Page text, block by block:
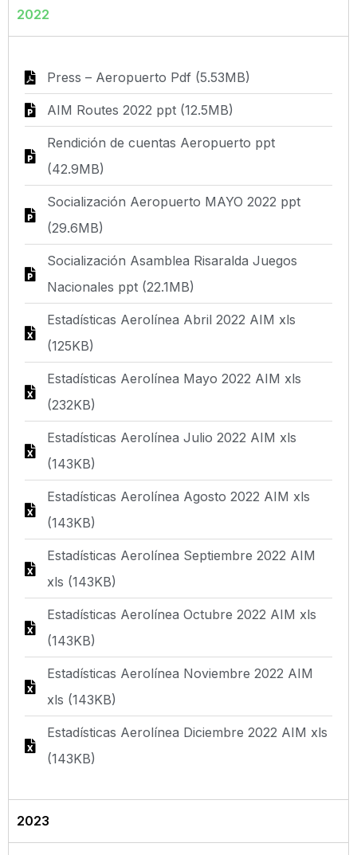
2022
Press – Aeropuerto Pdf (5.53MB)
AIM Routes 2022 ppt (12.5MB)
Rendición de cuentas Aeropuerto ppt
(42.9MB)
Socialización Aeropuerto MAYO 2022 ppt
(29.6MB)
Socialización Asamblea Risaralda Juegos
Nacionales ppt (22.1MB)
Estadísticas Aerolínea Abril 2022 AIM xls
(125KB)
Estadísticas Aerolínea Mayo 2022 AIM xls
(232KB)
Estadísticas Aerolínea Julio 2022 AIM xls
(143KB)
Estadísticas Aerolínea Agosto 2022 AIM xls
(143KB)
Estadísticas Aerolínea Septiembre 2022 AIM
xls (143KB)
Estadísticas Aerolínea Octubre 2022 AIM xls
(143KB)
Estadísticas Aerolínea Noviembre 2022 AIM
xls (143KB)
Estadísticas Aerolínea Diciembre 2022 AIM xls
(143KB)
2023